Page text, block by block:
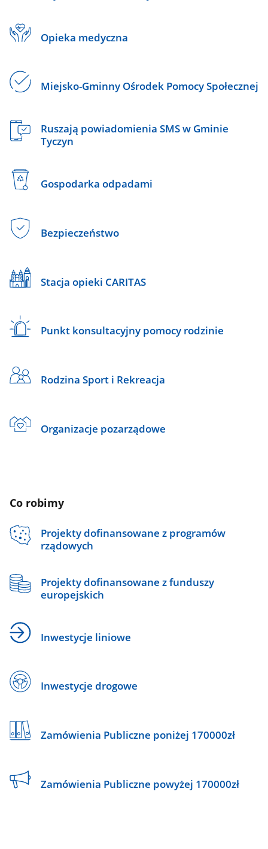
Opieka medyczna
Miejsko-Gminny Ośrodek Pomocy Społecznej
Ruszają powiadomienia SMS w Gminie
Tyczyn
Gospodarka odpadami
Bezpieczeństwo
Stacja opieki CARITAS
Punkt konsultacyjny pomocy rodzinie
Rodzina Sport i Rekreacja
Organizacje pozarządowe
Co robimy
Projekty dofinansowane z programów
rządowych
Projekty dofinansowane z funduszy
europejskich
Inwestycje liniowe
Inwestycje drogowe
Zamówienia Publiczne poniżej 170000zł
Zamówienia Publiczne powyżej 170000zł